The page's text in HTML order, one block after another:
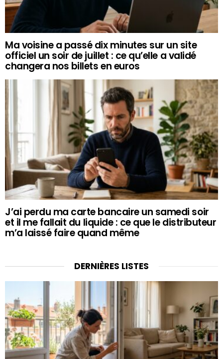
Ma voisine a passé dix minutes sur un site
officiel un soir de juillet : ce qu’elle a validé
changera nos billets en euros
J’ai perdu ma carte bancaire un samedi soir
et il me fallait du liquide : ce que le distributeur
m’a laissé faire quand même
DERNIÈRES LISTES